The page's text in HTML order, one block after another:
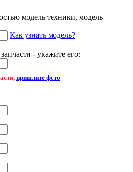
модель техники, модель
Как узнать модель?
- укажите его:
пришлите фото